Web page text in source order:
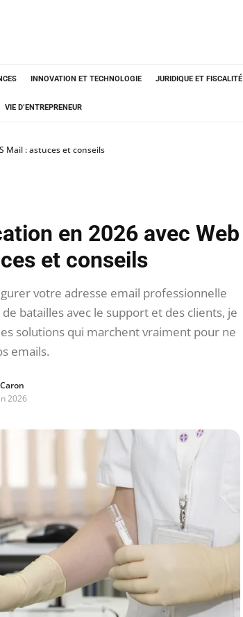
INNOVATION ET TECHNOLOGIE JURIDIQUE ET FISCALITÉ
VIE D’ENTREPRENEUR
Mail : astuces et conseils
en 2026 avec Web
et conseils
votre adresse email professionnelle
batailles avec le support et des clients, je
solutions qui marchent vraiment pour ne
emails.
2026